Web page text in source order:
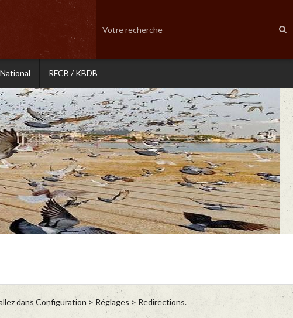
RFCB / KBDB
dans Configuration > Réglages > Redirections.